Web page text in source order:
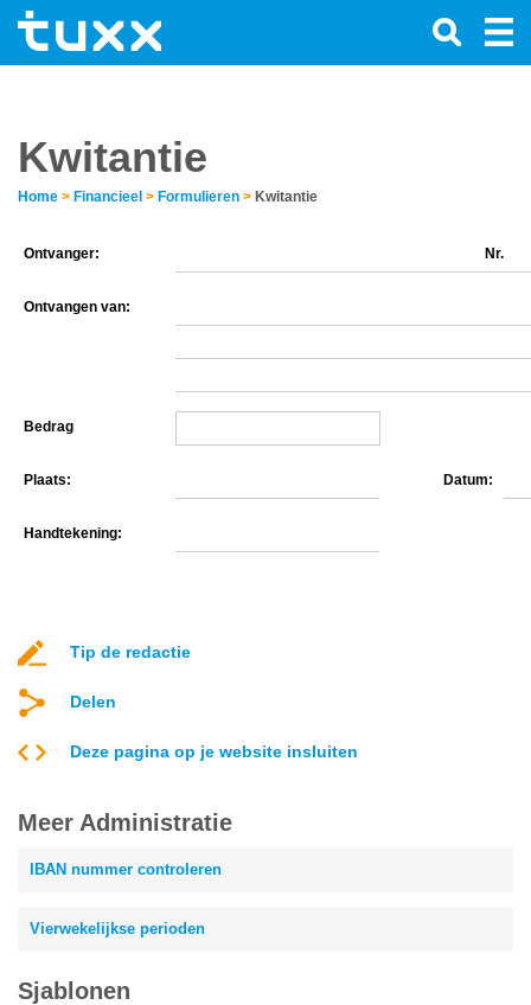
Kwitantie
Home > Financieel > Formulieren > Kwitantie
Ontvanger: Nr.
Ontvangen van:
Bedrag
Plaats: Datum:
Handtekening:
Tip de redactie
Delen
Deze pagina op je website insluiten
Meer Administratie
IBAN nummer controleren
Vierwekelijkse perioden
Sjablonen